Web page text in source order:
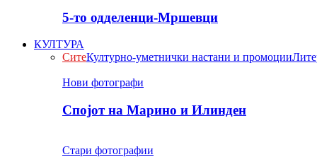
5-то одделенци-Мршевци
КУЛТУРА
СитеКултурно-уметнички настани и промоции
Нови фотографи
Спојот на Марино и Илинден
Стари фотографии